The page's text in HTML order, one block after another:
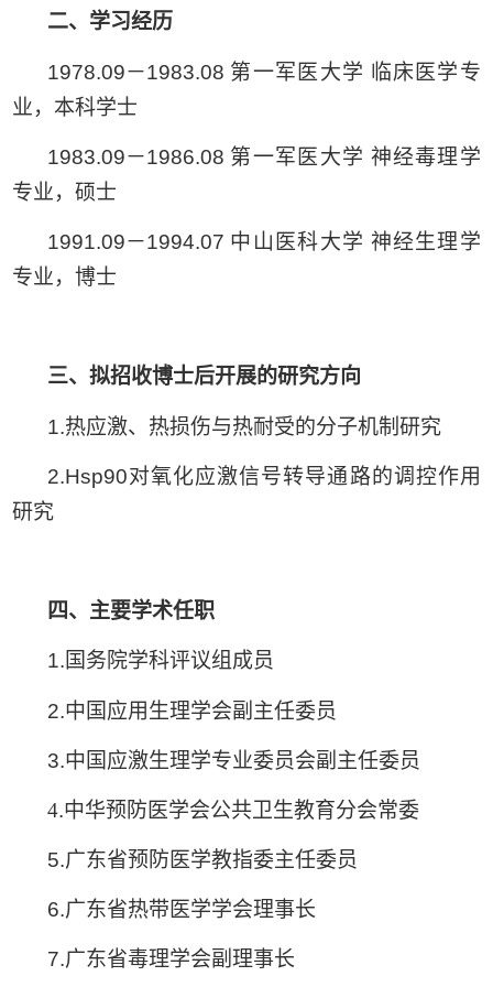
二、学习经历
1978.09－1983.08 第一军医大学 临床医学专
业，本科学士
1983.09－1986.08 第一军医大学 神经毒理学
专业，硕士
1991.09－1994.07 中山医科大学 神经生理学
专业，博士
三、拟招收博士后开展的研究方向
1.热应激、热损伤与热耐受的分子机制研究
2.Hsp90对氧化应激信号转导通路的调控作用
研究
四、主要学术任职
1.国务院学科评议组成员
2.中国应用生理学会副主任委员
3.中国应激生理学专业委员会副主任委员
4.中华预防医学会公共卫生教育分会常委
5.广东省预防医学教指委主任委员
6.广东省热带医学学会理事长
7.广东省毒理学会副理事长